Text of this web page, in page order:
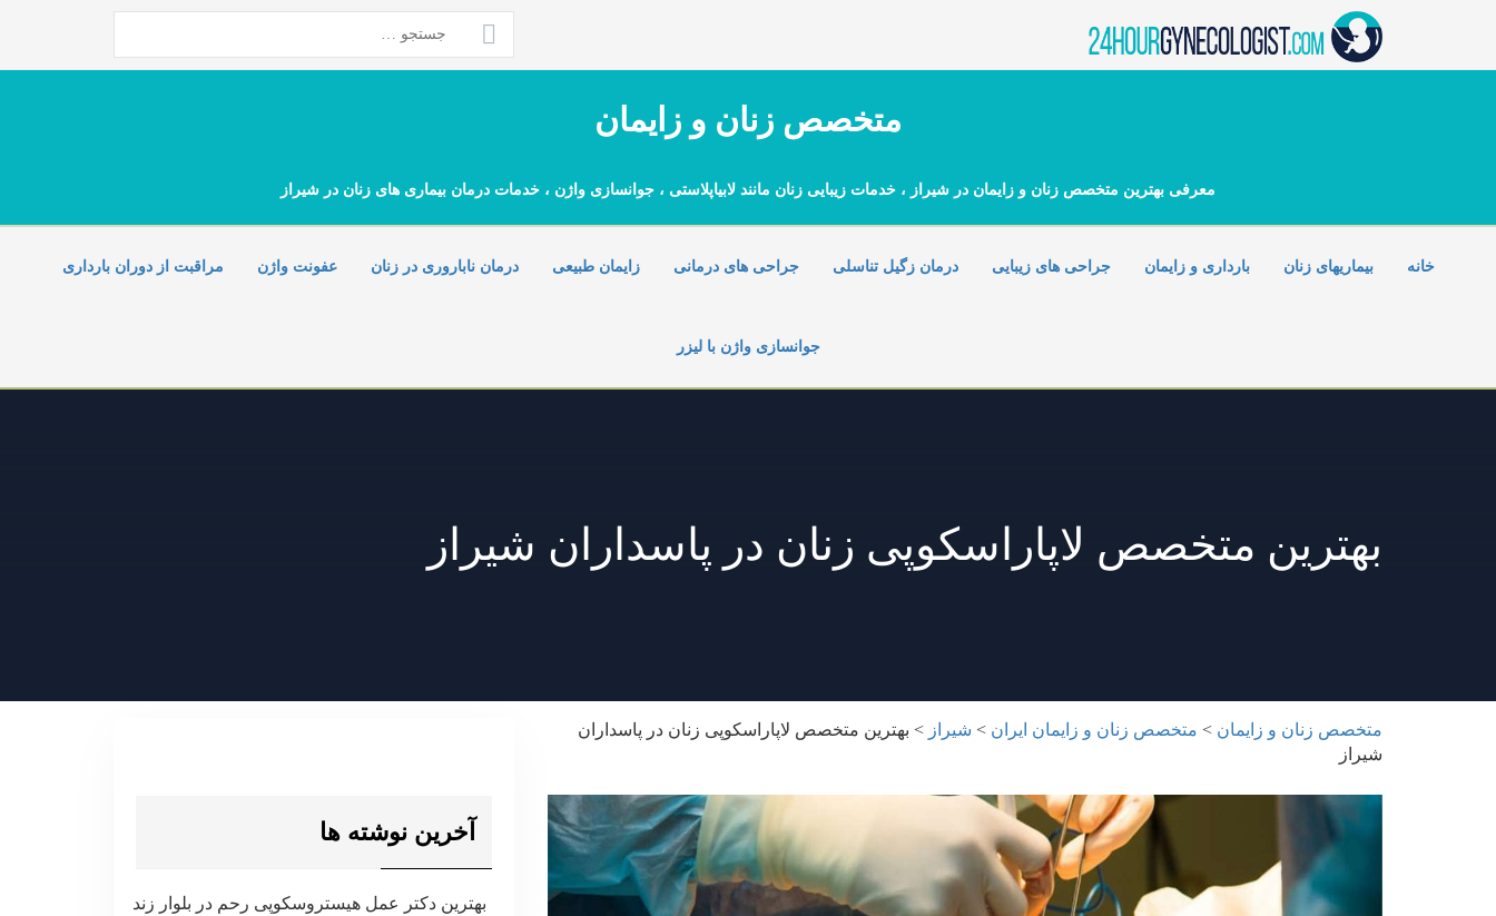
جستجو
برای:
متخصص زنان و زایمان
معرفی بهترین متخصص زنان و زایمان در شیراز ، خدمات زیبایی زنان مانند لابیاپلاستی ، جوانسازی واژن ، خدمات درمان بیماری های زنان در شیراز
خانه بیماریهای زنان بارداری و زایمان جراحی های زیبایی درمان زگیل تناسلی جراحی های درمانی زایمان طبیعی درمان ناباروری در زنان عفونت واژن مراقبت از دوران بارداری
جوانسازی واژن با لیزر
بهترین متخصص لاپاراسکوپی زنان در پاسداران شیراز
متخصص زنان و زایمان > متخصص زنان و زایمان ایران > شیراز > بهترین متخصص لاپاراسکوپی زنان در پاسداران
شیراز
آخرین نوشته ها
بهترین دکتر عمل هیستروسکوپی رحم در بلوار زند